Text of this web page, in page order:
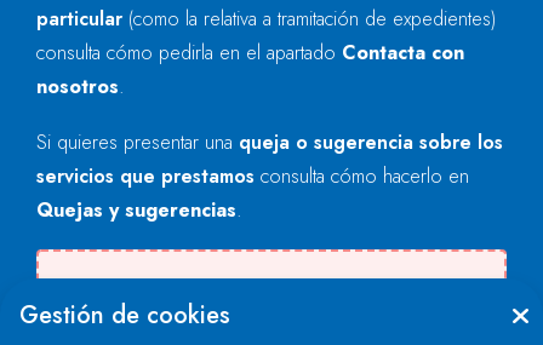
particular (como la relativa a tramitación de expedientes)
consulta cómo pedirla en el apartado Contacta con
nosotros.
Si quieres presentar una queja o sugerencia sobre los
servicios que prestamos consulta cómo hacerlo en
Quejas y sugerencias.
"text".
Gestión de cookies